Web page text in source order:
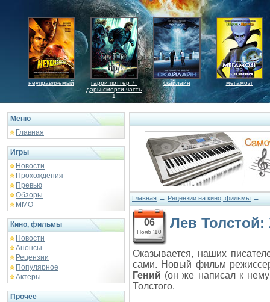
неуправляемый
гарри поттер 7:
дары смерти часть
1
скайлайн мегамозг
Меню
Главная
Игры
Новости
Прохождения
Превью
Обзоры
ММО
Кино, фильмы
Новости
Анонсы
Рецензии
Популярное
Актеры
Прочее
Главная → Рецензии на кино, фильмы →
06
Нояб '10
Лев
Оказывается, наших
сами. Новый фильм
Гений (он же написал к
Толстого.